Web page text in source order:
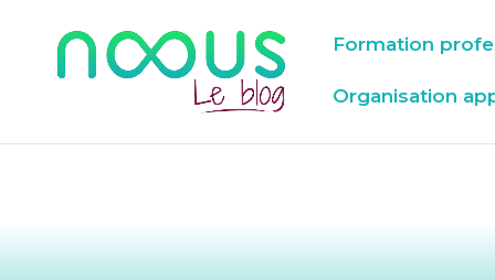
Formation
Organisation